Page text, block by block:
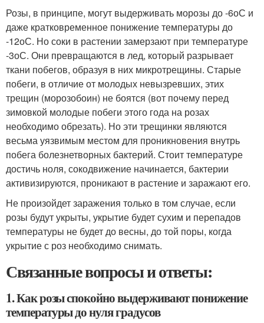
Розы, в принципе, могут выдерживать морозы до -6оС и
даже кратковременное понижение температуры до
-12оС. Но соки в растении замерзают при температуре
-3оС. Они превращаются в лед, который разрывает
ткани побегов, образуя в них микротрещины. Старые
побеги, в отличие от молодых невызревших, этих
трещин (морозобоин) не боятся (вот почему перед
зимовкой молодые побеги этого года на розах
необходимо обрезать). Но эти трещинки являются
весьма уязвимым местом для проникновения внутрь
побега болезнетворных бактерий. Стоит температуре
достичь ноля, сокодвижение начинается, бактерии
активизируются, проникают в растение и заражают его.
Не произойдет заражения только в том случае, если
розы будут укрыты, укрытие будет сухим и перепадов
температуры не будет до весны, до той поры, когда
укрытие с роз необходимо снимать.
Связанные вопросы и ответы:
1. Как розы спокойно выдерживают понижение
температуры до нуля градусов